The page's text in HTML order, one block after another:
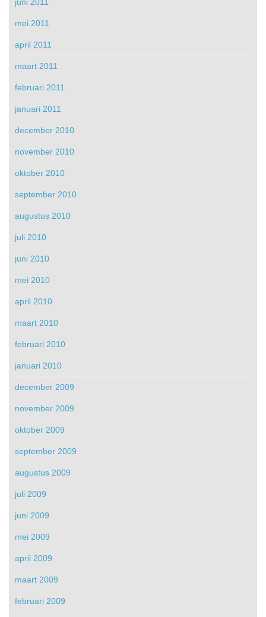
mei 2011
april 2011
maart 2011
februari 2011
januari 2011
december 2010
november 2010
oktober 2010
september 2010
augustus 2010
juli 2010
juni 2010
mei 2010
april 2010
maart 2010
februari 2010
januari 2010
december 2009
november 2009
oktober 2009
september 2009
augustus 2009
juli 2009
juni 2009
mei 2009
april 2009
maart 2009
februari 2009